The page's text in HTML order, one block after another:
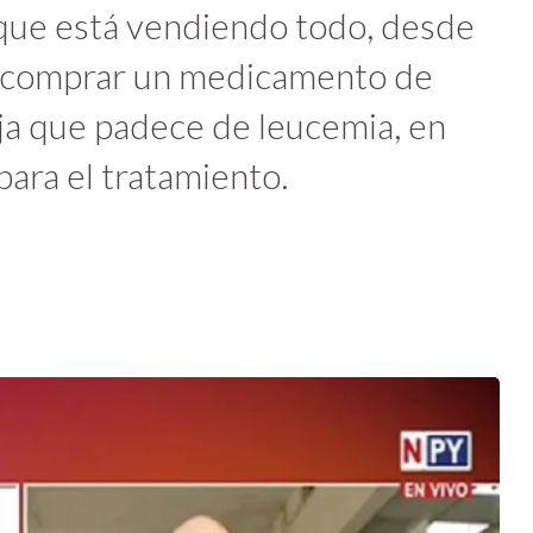
está vendiendo todo, desde
un medicamento de
que padece de leucemia, en
el tratamiento.